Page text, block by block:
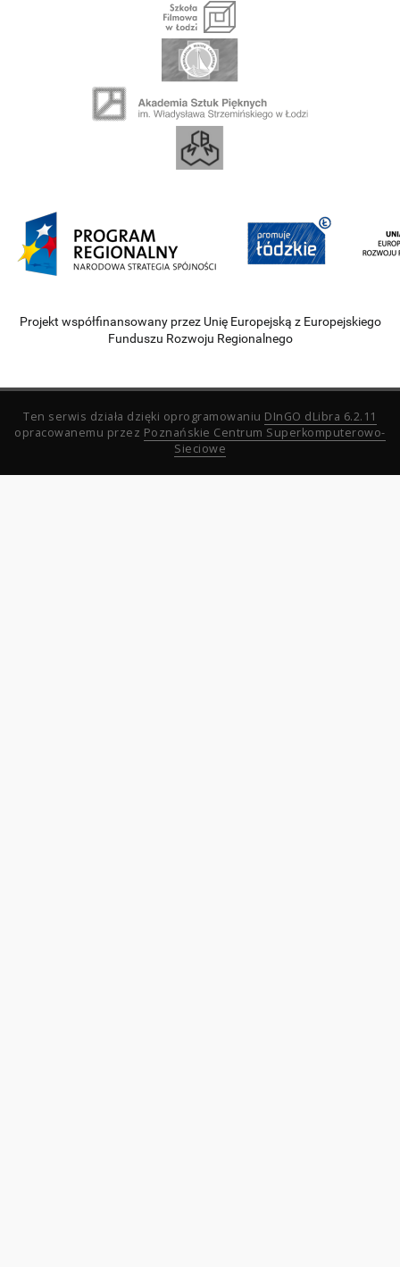
Projekt współfinansowany przez Unię Europejską z Europejskiego
Funduszu Rozwoju Regionalnego
Ten serwis działa dzięki oprogramowaniu DInGO dLibra 6.2.11
opracowanemu przez Poznańskie Centrum Superkomputerowo-
Sieciowe